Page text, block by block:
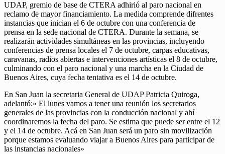
UDAP, gremio de base de CTERA adhirió al paro nacional en
reclamo de mayor financiamiento. La medida comprende difrentes
instancias que inician el 6 de octubre con una conferencia de
prensa en la sede nacional de CTERA. Durante la semana, se
realizarán actividades simultáneas en las provincias, incluyendo
conferencias de prensa locales el 7 de octubre, carpas educativas,
caravanas, radios abiertas e intervenciones artísticas el 8 de octubre,
culminando con el paro nacional y una marcha en la Ciudad de
Buenos Aires, cuya fecha tentativa es el 14 de octubre.
En San Juan la secretaria General de UDAP Patricia Quiroga,
adelantó:» El lunes vamos a tener una reunión los secretarios
generales de las provincias con la conducción nacional y ahí
coordinaremos la fecha del paro. Se estima que puede ser entre el 12
y el 14 de octubre. Acá en San Juan será un paro sin movilización
porque estamos evaluando viajar a Buenos Aires para participar de
las instancias nacionales»